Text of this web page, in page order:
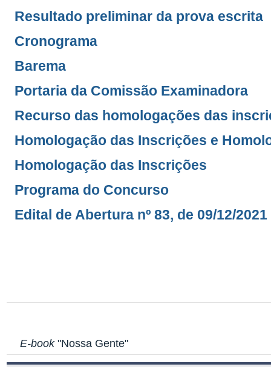
Resultado preliminar da prova escrita
Cronograma
Barema
Portaria da Comissão Examinadora
Recurso das homologações das
Homologação das Inscrições e
Homologação das Inscrições
Programa do Concurso
Edital de Abertura nº 83, de 09/12/2021
E-book"Nossa Gente"